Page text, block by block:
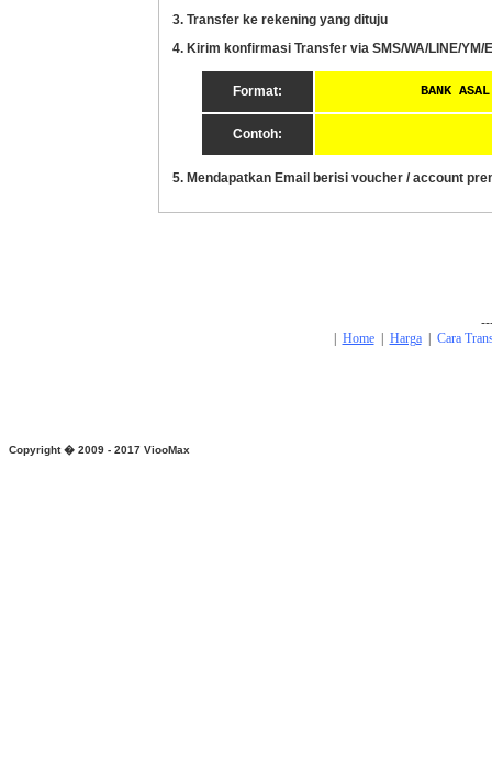
3. Transfer ke rekening yang dituju
4. Kirim konfirmasi Transfer via SMS/WA/LINE/YM/
Format: BANK ASAL
Contoh:
5. Mendapatkan Email berisi voucher / account
Home| Harga| Cara
Copyright � 2009 - 2017 ViooMax